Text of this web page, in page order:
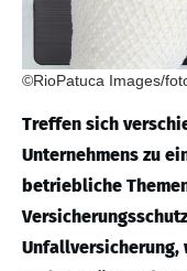
©RioPatuca Images/
Treffen sich
Unternehmens zu
betriebliche
Unfallversicherung,